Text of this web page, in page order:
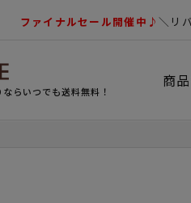
ファイナルセール開催中♪＼リ
らいつでも送料無料！
商